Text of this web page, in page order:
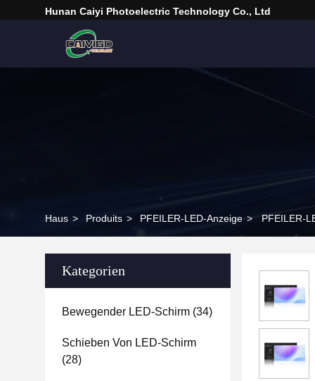
Hunan Caiyi Photoelectric Technology Co., Ltd
Haus > Produits > PFEILER-LED-Anzeige > PFEILER-
Kategorien
Bewegender LED-Schirm (34)
Schieben Von LED-Schirm
(28)